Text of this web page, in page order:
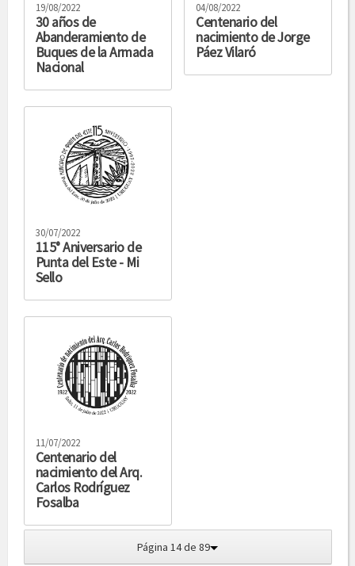
19/08/2022
30 años de
Abanderamiento de
Buques de la Armada
Nacional
04/08/2022
Centenario del
nacimiento de Jorge
Páez Vilaró
30/07/2022
115° Aniversario de
Punta del Este - Mi
Sello
11/07/2022
Centenario del
nacimiento del Arq.
Carlos Rodríguez
Fosalba
Página 14 de 89